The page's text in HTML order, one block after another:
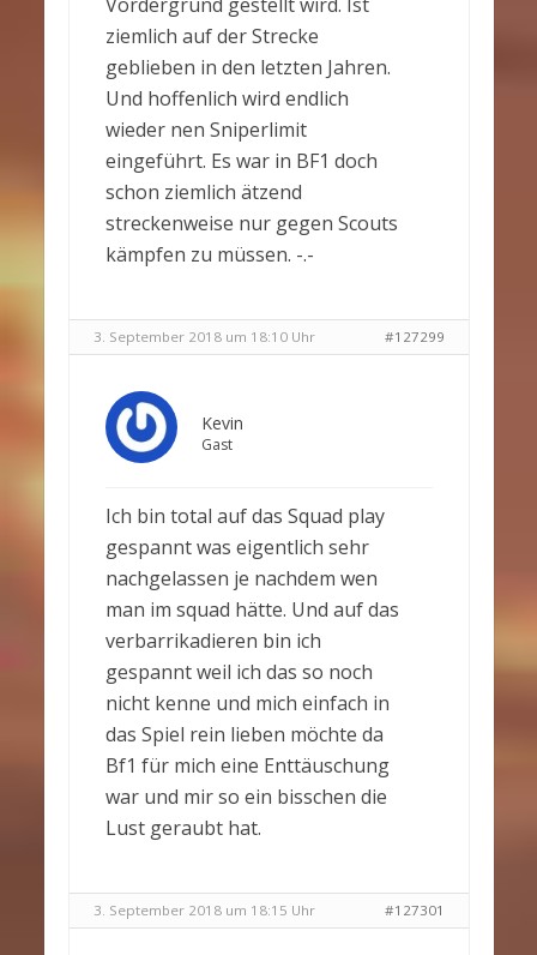
ziemlich auf der Strecke
geblieben in den letzten Jahren.
Und hoffenlich wird endlich
wieder nen Sniperlimit
eingeführt. Es war in BF1 doch
schon ziemlich ätzend
streckenweise nur gegen Scouts
kämpfen zu müssen. -.-
3. September 2018 um 18:10 Uhr #127299
Kevin
Gast
Ich bin total auf das Squad play
gespannt was eigentlich sehr
nachgelassen je nachdem wen
man im squad hätte. Und auf das
verbarrikadieren bin ich
gespannt weil ich das so noch
nicht kenne und mich einfach in
das Spiel rein lieben möchte da
Bf1 für mich eine Enttäuschung
war und mir so ein bisschen die
Lust geraubt hat.
3. September 2018 um 18:15 Uhr #127301